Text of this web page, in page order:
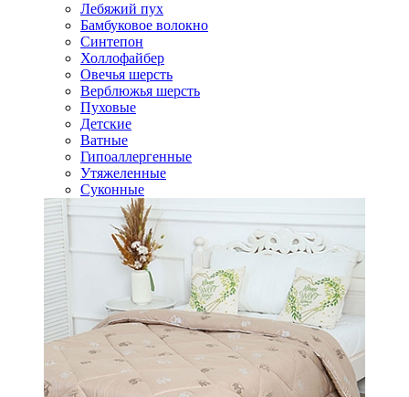
Лебяжий пух
Бамбуковое волокно
Синтепон
Холлофайбер
Овечья шерсть
Верблюжья шерсть
Пуховые
Детские
Ватные
Гипоаллергенные
Утяжеленные
Суконные